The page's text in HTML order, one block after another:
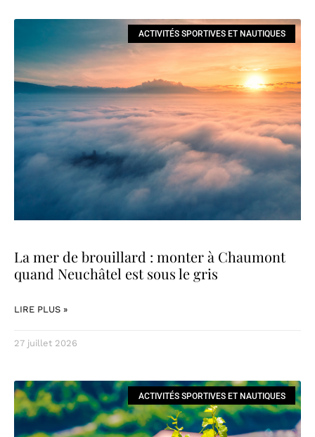
ACTIVITÉS SPORTIVES ET NAUTIQUES
La mer de brouillard : monter à Chaumont
quand Neuchâtel est sous le gris
LIRE PLUS »
27 juillet 2026
ACTIVITÉS SPORTIVES ET NAUTIQUES